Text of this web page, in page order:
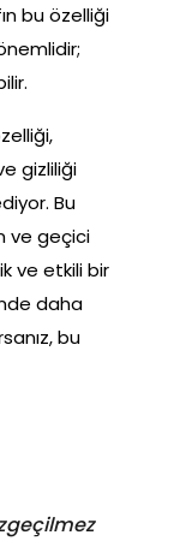
bu özelliği
gizliliği
Bu
ve geçici
ve etkili bir
daha
bu